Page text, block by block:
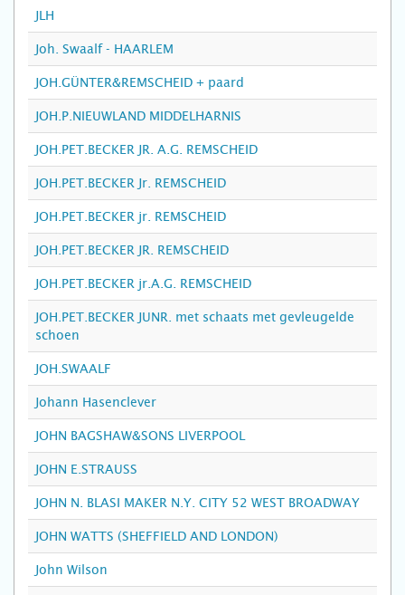
JLH
Joh. Swaalf - HAARLEM
JOH.GÜNTER&REMSCHEID + paard
JOH.P.NIEUWLAND MIDDELHARNIS
JOH.PET.BECKER JR. A.G. REMSCHEID
JOH.PET.BECKER Jr. REMSCHEID
JOH.PET.BECKER jr. REMSCHEID
JOH.PET.BECKER JR. REMSCHEID
JOH.PET.BECKER jr.A.G. REMSCHEID
JOH.PET.BECKER JUNR. met schaats met gevleugelde
schoen
JOH.SWAALF
Johann Hasenclever
JOHN BAGSHAW&SONS LIVERPOOL
JOHN E.STRAUSS
JOHN N. BLASI MAKER N.Y. CITY 52 WEST BROADWAY
JOHN WATTS (SHEFFIELD AND LONDON)
John Wilson